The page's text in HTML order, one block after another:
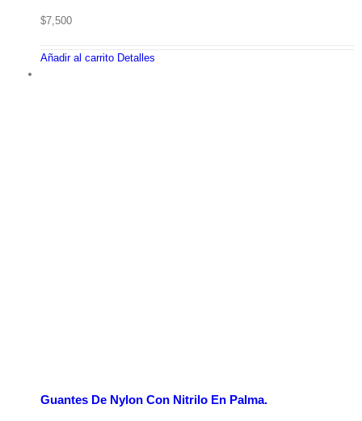
$7,500
Añadir al carrito Detalles
Guantes De Nylon Con Nitrilo En Palma.